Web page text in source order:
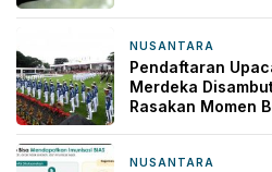
NUSANTARA
Pendaftaran
Merdeka
Rasakan Momen
NUSANTARA